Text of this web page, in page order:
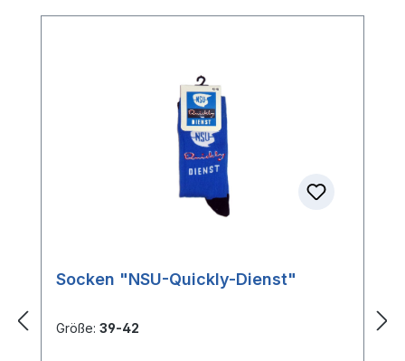
Socken "NSU-Quickly-Dienst"
Größe: 39-42